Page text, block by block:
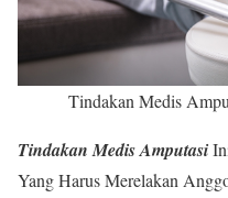
Tindakan Medis
Tindakan Medis Amputasi
Yang Harus Merelakan